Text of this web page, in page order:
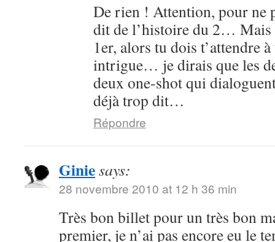
De rien ! Attention, pour ne
dit de l’histoire du 2… Mais
1er, alors tu dois t’attendre
intrigue… je dirais que les
deux one-shot qui
déjà trop dit…
Répondre
Giniesays:
28 novembre 2010 at 12 h 36 min
Très bon billet pour un très bon
premier, je n’ai pas encore eu le